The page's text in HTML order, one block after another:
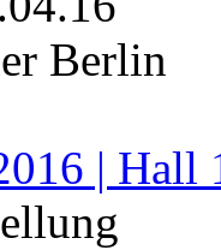
Berlin
| Hall